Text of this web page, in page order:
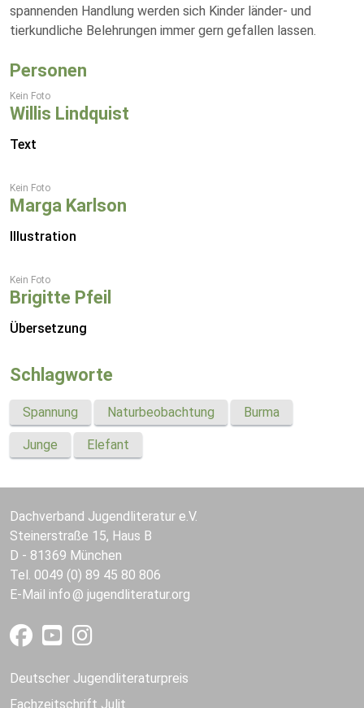
spannenden Handlung werden sich Kinder länder- und
tierkundliche Belehrungen immer gern gefallen lassen.
Personen
Kein Foto
Willis Lindquist
Text
Kein Foto
Marga Karlson
Illustration
Kein Foto
Brigitte Pfeil
Übersetzung
Schlagworte
Spannung Naturbeobachtung Burma
Junge Elefant
Dachverband Jugendliteratur e.V.
Steinerstraße 15, Haus B
D - 81369 München
Tel. 0049 (0) 89 45 80 806
E-Mail info jugendliteratur.org
Deutscher Jugendliteraturpreis
Fachzeitschrift Julit